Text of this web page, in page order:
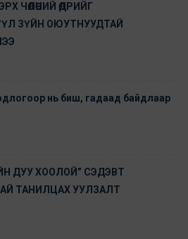
ЧӨЛӨӨНИЙ ӨДРИЙГ
ЗҮЙН ОЮУТНУУДТАЙ
нь биш, гадаад байдлаар
ДУУ ХООЛОЙ” СЭДЭВТ
ТАНИЛЦАХ УУЛЗАЛТ